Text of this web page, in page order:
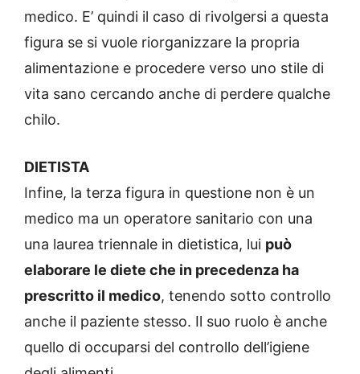
medico. E’ quindi il caso di rivolgersi a questa
figura se si vuole riorganizzare la propria
alimentazione e procedere verso uno stile di
vita sano cercando anche di perdere qualche
chilo.
DIETISTA
Infine, la terza figura in questione non è un
medico ma un operatore sanitario con una
una laurea triennale in dietistica, lui può
elaborare le diete che in precedenza ha
prescritto il medico, tenendo sotto controllo
anche il paziente stesso. Il suo ruolo è anche
quello di occuparsi del controllo dell’igiene